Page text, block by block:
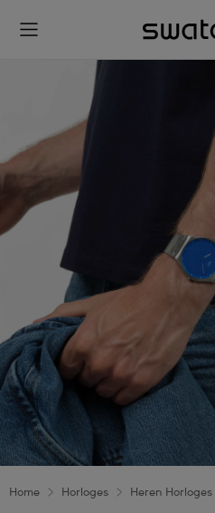
Home Horloges Heren Horloges